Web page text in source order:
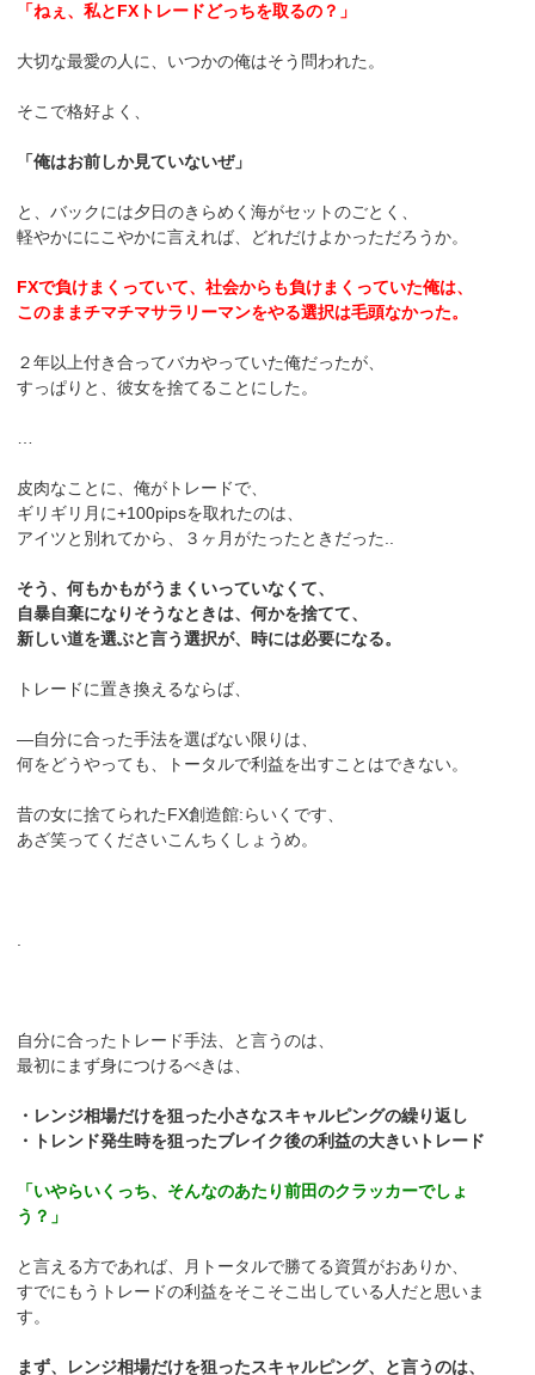
「ねぇ、私とFXトレードどっちを取るの？」
大切な最愛の人に、いつかの俺はそう問われた。
そこで格好よく、
「俺はお前しか見ていないぜ」
と、バックには夕日のきらめく海がセットのごとく、
軽やかににこやかに言えれば、どれだけよかっただろうか。
FXで負けまくっていて、社会からも負けまくっていた俺は、
このままチマチマサラリーマンをやる選択は毛頭なかった。
２年以上付き合ってバカやっていた俺だったが、
すっぱりと、彼女を捨てることにした。
皮肉なことに、俺がトレードで、
ギリギリ月に+100pipsを取れたのは、
アイツと別れてから、３ヶ月がたったときだった..
そう、何もかもがうまくいっていなくて、
自暴自棄になりそうなときは、何かを捨てて、
新しい道を選ぶと言う選択が、時には必要になる。
トレードに置き換えるならば、
―自分に合った手法を選ばない限りは、
何をどうやっても、トータルで利益を出すことはできない。
昔の女に捨てられたFX創造館:らいくです、
あざ笑ってくださいこんちくしょうめ。
自分に合ったトレード手法、と言うのは、
最初にまず身につけるべきは、
・レンジ相場だけを狙った小さなスキャルピングの繰り返し
・トレンド発生時を狙ったブレイク後の利益の大きいトレード
「いやらいくっち、そんなのあたり前田のクラッカーでしょ
う？」
と言える方であれば、月トータルで勝てる資質がおありか、
すでにもうトレードの利益をそこそこ出している人だと思いま
す。
まず、レンジ相場だけを狙ったスキャルピング、と言うのは、